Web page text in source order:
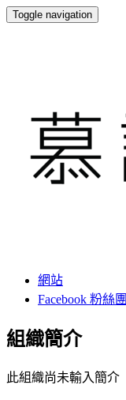
Toggle navigation
網站
Facebook 粉絲團
組織簡介
此組織尚未輸入簡介